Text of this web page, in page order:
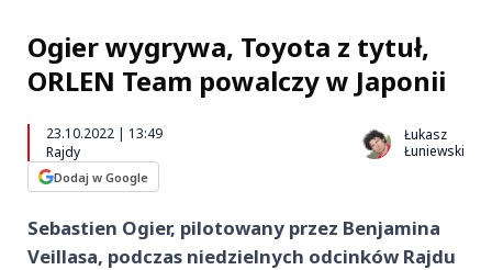
Ogier wygrywa, Toyota z tytuł,
ORLEN Team powalczy w Japonii
23.10.2022 | 13:49
Rajdy
Dodaj w Google
Łukasz
Łuniewski
Sebastien Ogier, pilotowany przez Benjamina
Veillasa, podczas niedzielnych odcinków Rajdu